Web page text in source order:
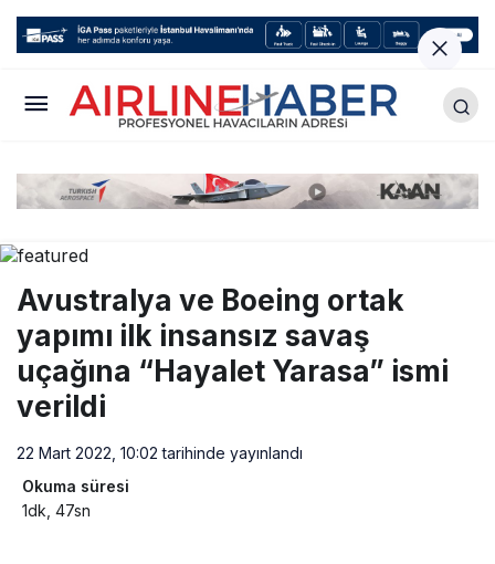
Avustralya ve Boeing ortak
yapımı ilk insansız savaş
uçağına “Hayalet Yarasa” ismi
verildi
22 Mart 2022, 10:02 tarihinde yayınlandı
Okuma süresi
1dk, 47sn